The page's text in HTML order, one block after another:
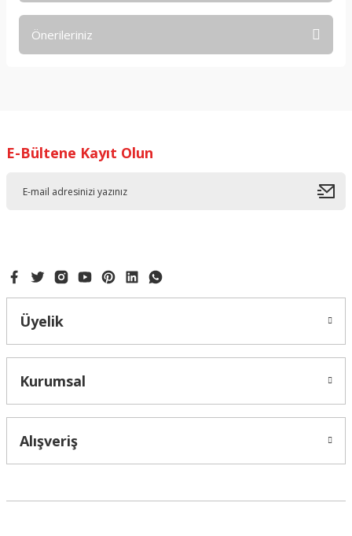
Önerileriniz
Ürün resmi kalitesiz, bozuk veya görüntülenemiyor.
E-Bültene Kayıt Olun
Üyelik
Kurumsal
Alışveriş